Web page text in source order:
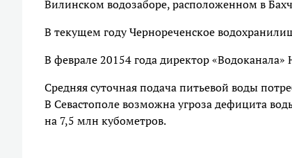
Вилинском водозаборе, расположенном в
В текущем году Чернореченское
В феврале 20154 года директор «Водоканала»
Средняя суточная подача питьевой воды
В Севастополе возможна угроза дефицита
на 7,5 млн кубометров.